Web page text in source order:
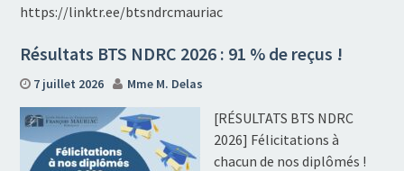
https://linktr.ee/btsndrcmauriac
Résultats BTS NDRC 2026 : 91 % de reçus !
7 juillet 2026 Mme M. Delas
[RÉSULTATS BTS NDRC
2026] Félicitations à
chacun de nos diplômés !